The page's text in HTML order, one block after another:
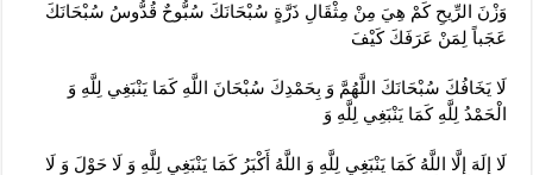
وَزْنَ الرِّيحِ كَمْ هِيَ مِنْ مِثْقَالِ ذَرَّةٍ سُبْحَانَكَ سُبُّوحٌ قُدُّوسُ سُبْحَانَكَ
عَجَباً لِمَنْ عَرَفَكَ كَيْفَ
لَا يَخَافُكَ سُبْحَانَكَ اللَّهُمَّ وَ بِحَمْدِكَ سُبْحَانَ اللَّهِ كَمَا يَنْبَغِي لِلَّهِ وَ
الْحَمْدُ لِلَّهِ كَمَا يَنْبَغِي لِلَّهِ وَ
لَا إِلَهَ إِلَّا اللَّهُ كَمَا يَنْبَغِي لِلَّهِ وَ اللَّهُ أَكْبَرُ كَمَا يَنْبَغِي لِلَّهِ وَ لَا حَوْلَ وَ لَا